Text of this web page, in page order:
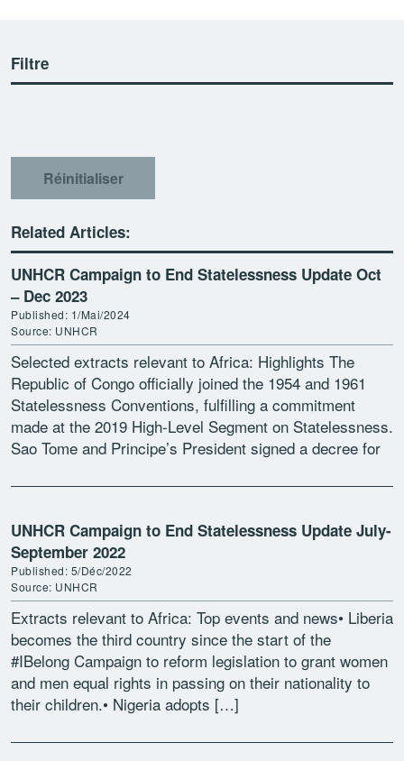
Filtre
Réinitialiser
Related Articles:
UNHCR Campaign to End Statelessness Update Oct
– Dec 2023
Published: 1/Mai/2024
Source: UNHCR
Selected extracts relevant to Africa: Highlights The
Republic of Congo officially joined the 1954 and 1961
Statelessness Conventions, fulfilling a commitment
made at the 2019 High-Level Segment on Statelessness.
Sao Tome and Principe’s President signed a decree for
UNHCR Campaign to End Statelessness Update July-
September 2022
Published: 5/Déc/2022
Source: UNHCR
Extracts relevant to Africa: Top events and news• Liberia
becomes the third country since the start of the
#IBelong Campaign to reform legislation to grant women
and men equal rights in passing on their nationality to
their children.• Nigeria adopts […]